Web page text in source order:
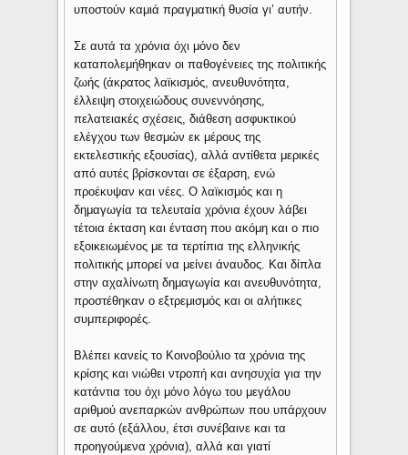
υποστούν καμιά πραγματική θυσία γι’ αυτήν.
Σε αυτά τα χρόνια όχι μόνο δεν
καταπολεμήθηκαν οι παθογένειες της πολιτικής
ζωής (άκρατος λαϊκισμός, ανευθυνότητα,
έλλειψη στοιχειώδους συνεννόησης,
πελατειακές σχέσεις, διάθεση ασφυκτικού
ελέγχου των θεσμών εκ μέρους της
εκτελεστικής εξουσίας), αλλά αντίθετα μερικές
από αυτές βρίσκονται σε έξαρση, ενώ
προέκυψαν και νέες. Ο λαϊκισμός και η
δημαγωγία τα τελευταία χρόνια έχουν λάβει
τέτοια έκταση και ένταση που ακόμη και ο πιο
εξοικειωμένος με τα τερτίπια της ελληνικής
πολιτικής μπορεί να μείνει άναυδος. Και δίπλα
στην αχαλίνωτη δημαγωγία και ανευθυνότητα,
προστέθηκαν ο εξτρεμισμός και οι αλήτικες
συμπεριφορές.
Βλέπει κανείς το Κοινοβούλιο τα χρόνια της
κρίσης και νιώθει ντροπή και ανησυχία για την
κατάντια του όχι μόνο λόγω του μεγάλου
αριθμού ανεπαρκών ανθρώπων που υπάρχουν
σε αυτό (εξάλλου, έτσι συνέβαινε και τα
προηγούμενα χρόνια), αλλά και γιατί